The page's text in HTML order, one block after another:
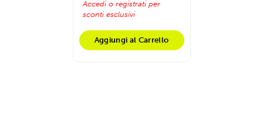
Accedi o registrati per
sconti esclusivi
Aggiungi al Carrello